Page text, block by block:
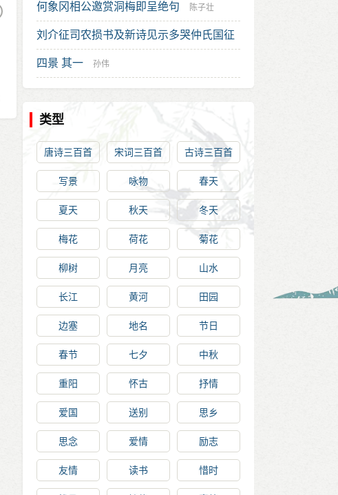
何象冈相公邀赏洞梅即呈绝句 陈子壮
刘介征司农损书及新诗见示多哭仲氏国征
语却寄一章慰之
四景 其一 孙伟
类型
唐诗三百首 宋词三百首 古诗三百首
写景 咏物 春天
夏天 秋天 冬天
梅花 荷花 菊花
柳树 月亮 山水
长江 黄河 田园
边塞 地名 节日
春节 七夕 中秋
重阳 怀古 抒情
爱国 送别 思乡
思念 爱情 励志
友情 读书 惜时